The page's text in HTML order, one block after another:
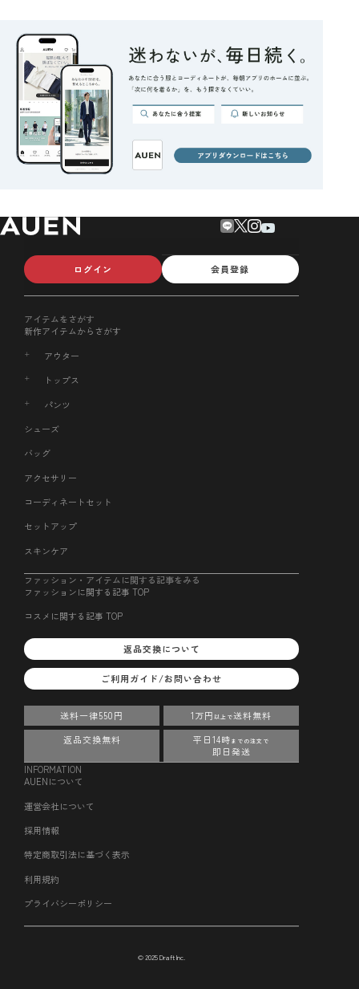
ログイン 会員登録
アイテムをさがす
新作アイテムからさがす
アウター
トップス
パンツ
シューズ
バッグ
アクセサリー
コーディネートセット
セットアップ
スキンケア
ファッション・アイテムに関する記事をみる
ファッションに関する記事 TOP
コスメに関する記事 TOP
返品交換について
ご利用ガイド/お問い合わせ
送料一律550円 1万円 以上で送料無料
返品交換無料
平日14時 までの注文で
即日発送
INFORMATION
AUENについて
運営会社について
採用情報
特定商取引法に基づく表示
利用規約
プライバシーポリシー
© 2025 Draft Inc.